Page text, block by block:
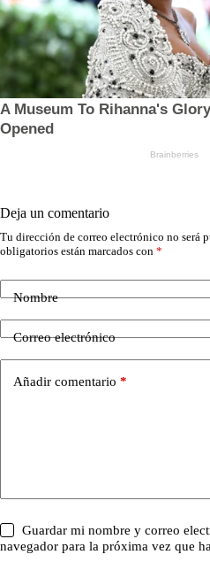
Deja un comentario
Tu dirección de correo electrónico no será
obligatorios están marcados con *
Nombre
Correo electrónico
Añadir comentario *
Guardar mi nombre y correo
navegador para la próxima vez que